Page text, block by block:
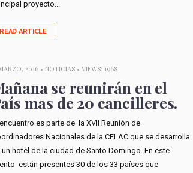
proyecto...
READ ARTICLE
2016 • NOTICIAS• VIEWS: 1968
se reunirán en el
mas de 20 cancilleres.
es parte de la XVII Reunión de
Nacionales de la CELAC que se desarrolla
un hotel de la ciudad de Santo Domingo. En este
están presentes 30 de los 33 países que